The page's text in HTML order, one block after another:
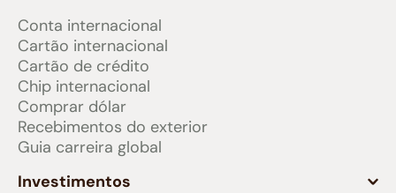
Conta internacional
Cartão internacional
Cartão de crédito
Chip internacional
Comprar dólar
Recebimentos do exterior
Guia carreira global
Investimentos